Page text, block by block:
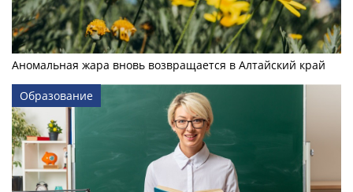
Аномальная жара вновь возвращается в Алтайский край
Образование